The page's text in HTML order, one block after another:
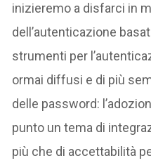
inizieremo a disfarci in
dell’autenticazione
strumenti per
ormai diffusi e di più
delle password:
punto un tema di
più che di accettabilità